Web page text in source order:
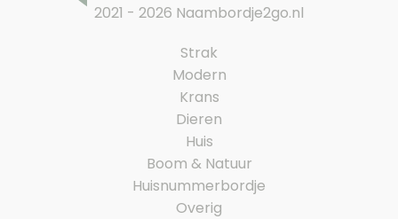
2021 - 2026 Naambordje2go.nl
Strak
Modern
Krans
Dieren
Huis
Boom & Natuur
Huisnummerbordje
Overig